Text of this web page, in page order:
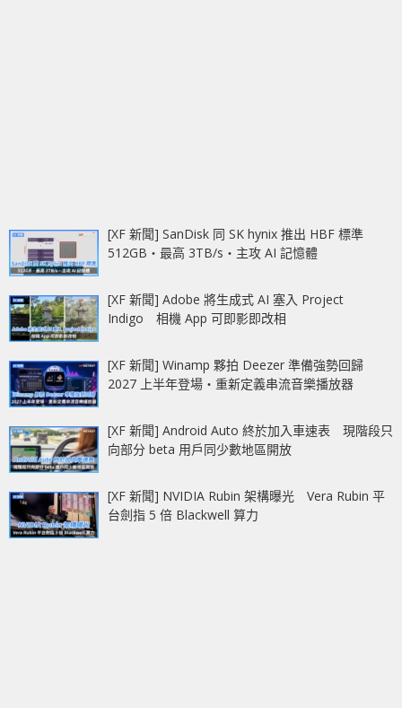
[XF 新聞] SanDisk 同 SK hynix 推出 HBF 標準
512GB‧最高 3TB/s‧主攻 AI 記憶體
[XF 新聞] Adobe 將生成式 AI 塞入 Project
Indigo 相機 App 可即影即改相
[XF 新聞] Winamp 夥拍 Deezer 準備強勢回歸
2027 上半年登場‧重新定義串流音樂播放器
[XF 新聞] Android Auto 終於加入車速表 現階段只
向部分 beta 用戶同少數地區開放
[XF 新聞] NVIDIA Rubin 架構曝光 Vera Rubin 平
台劍指 5 倍 Blackwell 算力